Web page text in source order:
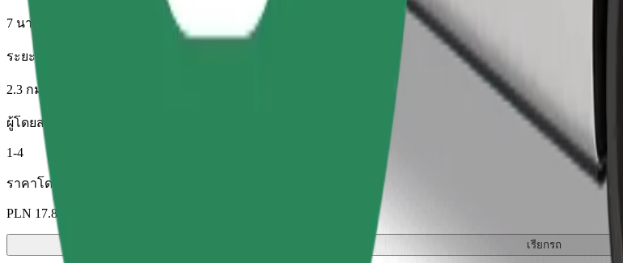
7 นาที
ระยะทางโดยประมาณ
2.3 กม.
ผู้โดยสาร
1-4
ราคาโดยประมาณ
PLN 17.80
เรียกรถ